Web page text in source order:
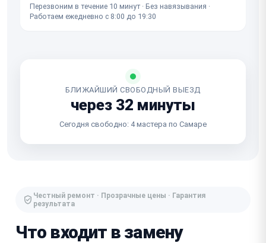
Перезвоним в течение 10 минут · Без навязывания ·
Работаем ежедневно с 8:00 до 19:30
БЛИЖАЙШИЙ СВОБОДНЫЙ ВЫЕЗД
через 32 минуты
Сегодня свободно: 4 мастера по Самаре
Честный ремонт · Прозрачные цены · Гарантия
результата
Что входит в замену